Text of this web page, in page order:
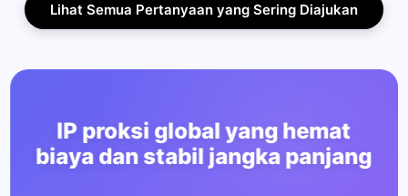
Lihat Semua Pertanyaan yang Sering Diajukan
IP proksi global yang hemat
biaya dan stabil jangka panjang